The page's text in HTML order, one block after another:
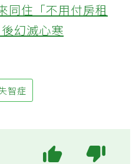
同住「不用付房租
幻滅心寒
智症